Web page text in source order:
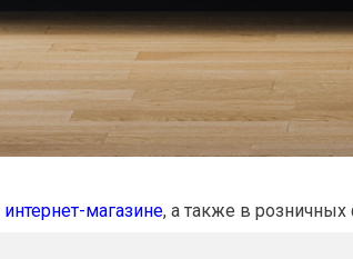
интернет-магазине, а также в